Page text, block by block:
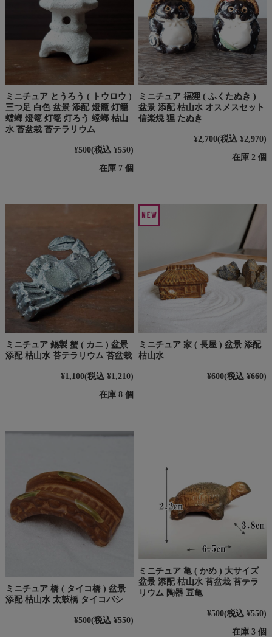
ミニチュア とうろう ( トウロウ )
三つ足 白色 盆景 添配 燈籠 灯籠
蟷螂 燈篭 灯篭 灯ろう 螳螂 枯山
水 苔盆栽 苔テラリウム
¥500(税込 ¥550)
在庫 7 個
ミニチュア 福狸 ( ふくたぬき )
盆景 添配 枯山水 オスメスセット
信楽焼 狸 たぬき
¥2,700(税込 ¥2,970)
在庫 2 個
ミニチュア 錫製 蟹 ( カニ ) 盆景
添配 枯山水 苔テラリウム 苔盆栽
¥1,100(税込 ¥1,210)
在庫 8 個
ミニチュア 家 ( 長屋 ) 盆景 添配
枯山水
¥600(税込 ¥660)
ミニチュア 橋 ( タイコ橋 ) 盆景
添配 枯山水 太鼓橋 タイコバシ
¥500(税込 ¥550)
ミニチュア 亀 ( かめ ) 大サイズ
盆景 添配 枯山水 苔盆栽 苔テラ
リウム 陶器 豆亀
¥500(税込 ¥550)
在庫 3 個